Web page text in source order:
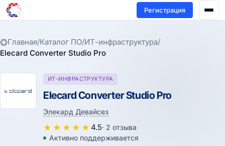
Регистрация
Главная/Каталог ПО/ИТ-инфраструктура/
Elecard Converter Studio Pro
ИТ-ИНФРАСТРУКТУРА
Elecard Converter Studio Pro
Элекард Девайсез
★ ★ ★ ★ ★ 4.5· 2 отзыва
Активно поддерживается